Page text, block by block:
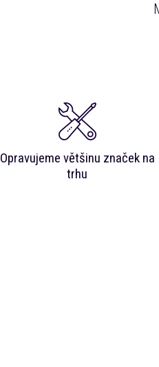
Opravujeme většinu značek na
trhu